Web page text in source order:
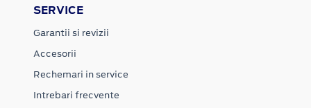
SERVICE
Garantii si revizii
Accesorii
Rechemari in service
Intrebari frecvente